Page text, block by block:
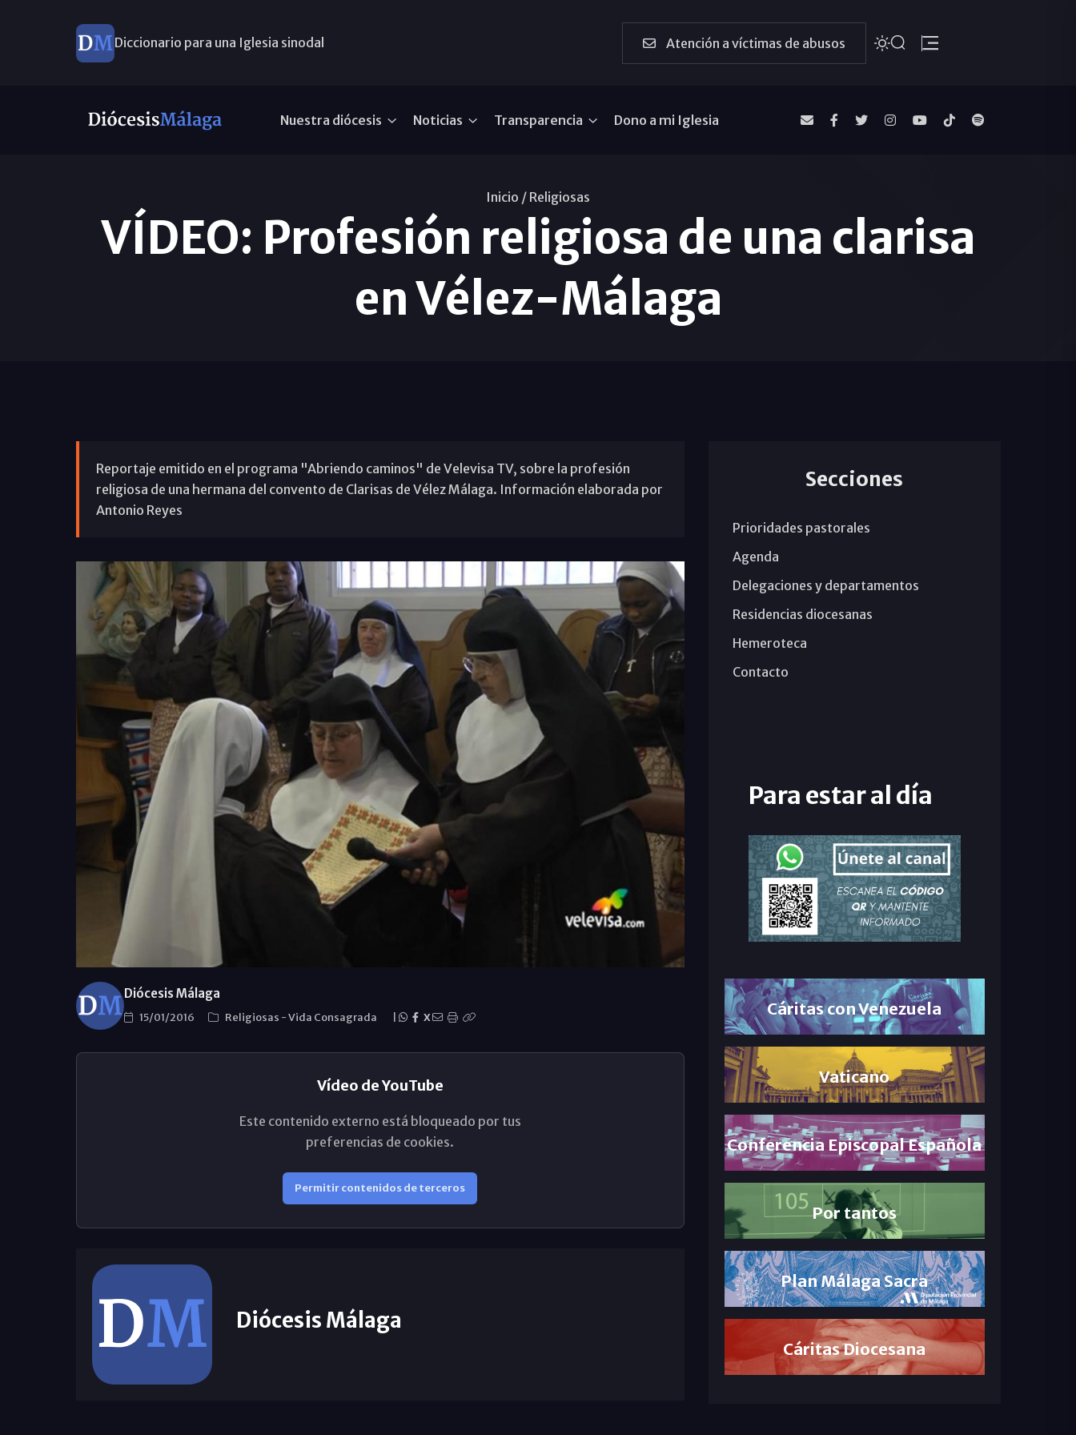
Diccionario para una Iglesia sinodal Atención a víctimas de abusos
Nuestra diócesis Noticias Transparencia Dono a mi Iglesia
Inicio / Religiosas
VÍDEO: Profesión religiosa de una clarisa
en Vélez-Málaga
Reportaje emitido en el programa "Abriendo caminos" de Velevisa TV, sobre la profesión
religiosa de una hermana del convento de Clarisas de Vélez Málaga. Información elaborada por
Antonio Reyes
Diócesis Málaga
15/01/2016 Religiosas -Vida Consagrada X
Vídeo de YouTube
Este contenido externo está bloqueado por tus
preferencias de cookies.
Permitir contenidos de terceros
Diócesis Málaga
Secciones
Prioridades pastorales
Agenda
Delegaciones y departamentos
Residencias diocesanas
Hemeroteca
Contacto
Para estar al día
Cáritas con Venezuela
Vaticano
Conferencia Episcopal Española
Por tantos
Plan Málaga Sacra
Cáritas Diocesana